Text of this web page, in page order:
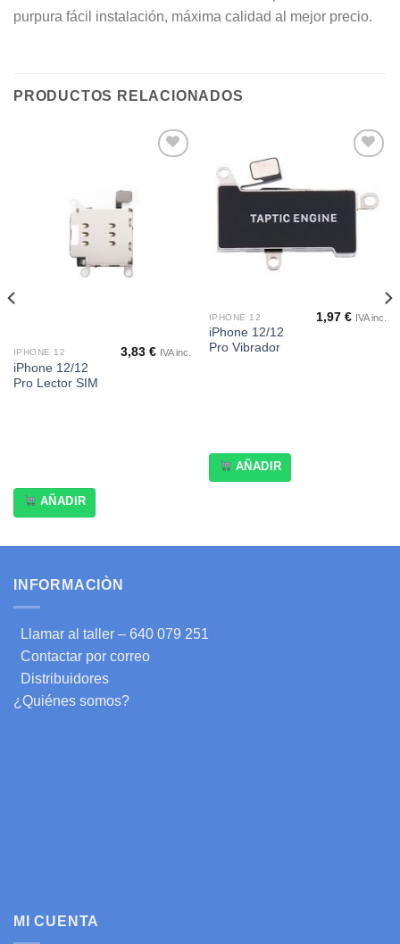
purpura fácil instalación, máxima calidad al mejor precio.
PRODUCTOS RELACIONADOS
IPHONE 12
iPhone 12/12
Pro Lector SIM
3,83€ IVA inc.
AÑADIR
lista de
deseos
IPHONE 12
iPhone 12/12
Pro Vibrador
1,97€ IVA inc.
AÑADIR
INFORMACIÒN
Llamar al taller – 640 079 251
Contactar por correo
Distribuidores
¿Quiénes somos?
MI CUENTA